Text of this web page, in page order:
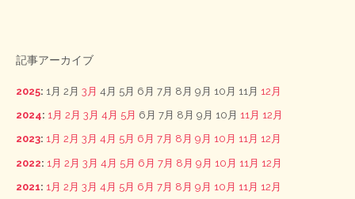
記事アーカイブ
2025: 1月 2月 3月 4月 5月 6月 7月 8月 9月 10月 11月 12月
2024: 1月 2月 3月 4月 5月 6月 7月 8月 9月 10月 11月 12月
2023: 1月 2月 3月 4月 5月 6月 7月 8月 9月 10月 11月 12月
2022: 1月 2月 3月 4月 5月 6月 7月 8月 9月 10月 11月 12月
2021: 1月 2月 3月 4月 5月 6月 7月 8月 9月 10月 11月 12月